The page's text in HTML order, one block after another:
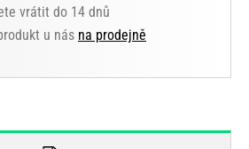
vrátit do 14 dnů
u nás na prodejně